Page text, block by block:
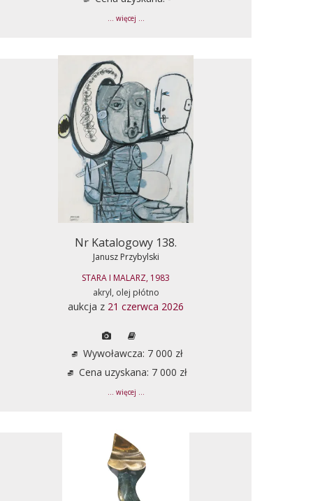
... więcej ...
Nr Katalogowy 138.
Janusz Przybylski
STARA I MALARZ, 1983
akryl, olej płótno
aukcja z 21 czerwca 2026
Wywoławcza: 7 000 zł
Cena uzyskana: 7 000 zł
... więcej ...